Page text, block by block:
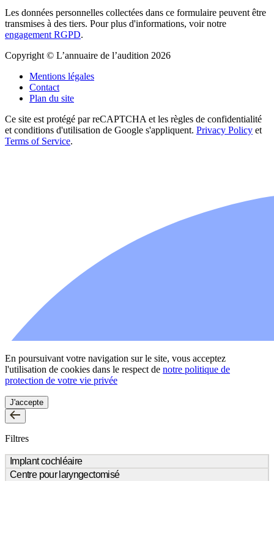
Les données personnelles collectées dans ce formulaire peuvent être
transmises à des tiers. Pour plus d'informations, voir notre
engagement RGPD.
Copyright © L’annuaire de l’audition 2026
Mentions légales
Contact
Plan du site
Ce site est protégé par reCAPTCHA et les règles de confidentialité
et conditions d'utilisation de Google s'appliquent. Privacy Policy et
Terms of Service.
En poursuivant votre navigation sur le site, vous acceptez
l'utilisation de cookies dans le respect de notre politique de
protection de votre vie privée
J'accepte
Filtres
Implant cochléaire
NON
Centre pour laryngectomisé